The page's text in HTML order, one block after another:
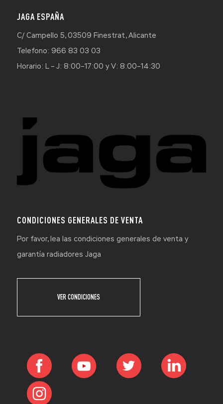
JAGA ESPAÑA
C/ Campello 5, 03509 Finestrat, Alicante
Telefono: 966 83 03 03
Horario: L – J: 8:00–17:00 y V: 8:00–14:30
CONDICIONES GENERALES DE VENTA
Por favor, lea las condiciones generales de venta y
garantía radiadores Jaga
VER CONDICIONES